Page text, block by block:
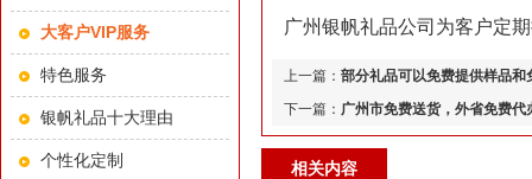
大客户VIP服务
特色服务
银帆礼品十大理由
个性化定制
广州银帆礼品公司为客户定
上一篇： 部分礼品可以免费提供样品和
下一篇： 广州市免费送货，外省免费代
相关内容